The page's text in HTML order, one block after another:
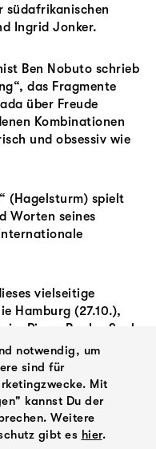
südafrikanischen
Ingrid Jonker.
Ben Nobuto schrieb
das Fragmente
über Freude
Kombinationen
und obsessiv wie
(Hagelsturm) spielt
Worten seines
vielseitige
Hamburg (27.10.),
im Pierre Boulez Saal
Weikersheim
München
notwendig, um
sind für
Mit
kannst Du der
Weitere
gibt es hier.